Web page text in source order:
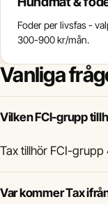
Foder per livsfas -
300-900 kr/mån.
Vanliga
Vilken FCI-grupp
Tax tillhör FCI-grupp
Var kommer Tax